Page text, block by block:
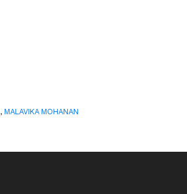
,MALAVIKA MOHANAN